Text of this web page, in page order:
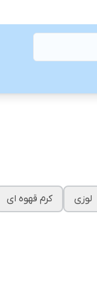
لوزی
کرم قهوه ای